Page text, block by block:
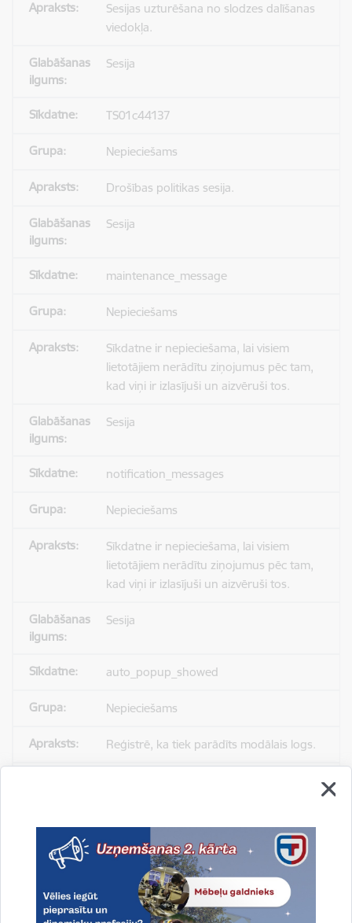
Sesijas uzturēšana no slodzes dalīšanas
viedokļa.
Sesija
TS01c44137
Nepieciešams
Drošības politikas sesija.
Sesija
maintenance_message
Nepieciešams
Sīkdatne ir nepieciešama, lai visiem
lietotājiem nerādītu ziņojumus pēc tam,
kad viņi ir izlasījuši un aizvēruši tos.
Sesija
notification_messages
Nepieciešams
Sīkdatne ir nepieciešama, lai visiem
lietotājiem nerādītu ziņojumus pēc tam,
kad viņi ir izlasījuši un aizvēruši tos.
Sesija
auto_popup_showed
Nepieciešams
Reģistrē, ka tiek parādīts modālais logs.
_ga
Statistikas sīkdatnes (nepieciešamas, lai
uzlabotu vietnes darbību un
pakalpojumus)